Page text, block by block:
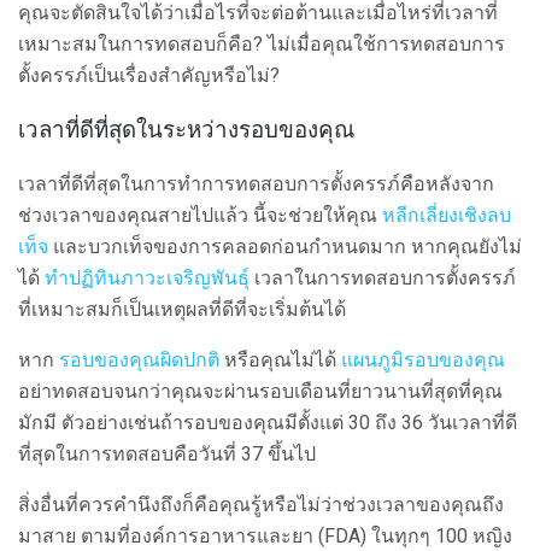
คุณจะตัดสินใจได้ว่าเมื่อไรที่จะต่อต้านและเมื่อไหร่ที่เวลาที่
เหมาะสมในการทดสอบก็คือ? ไม่เมื่อคุณใช้การทดสอบการ
ตั้งครรภ์เป็นเรื่องสำคัญหรือไม่?
เวลาที่ดีที่สุดในระหว่างรอบของคุณ
เวลาที่ดีที่สุดในการทำการทดสอบการตั้งครรภ์คือหลังจาก
ช่วงเวลาของคุณสายไปแล้ว นี้จะช่วยให้คุณ หลีกเลี่ยงเชิงลบ
เท็จ และบวกเท็จของการคลอดก่อนกำหนดมาก หากคุณยังไม่
ได้ ทำปฏิทินภาวะเจริญพันธุ์ เวลาในการทดสอบการตั้งครรภ์
ที่เหมาะสมก็เป็นเหตุผลที่ดีที่จะเริ่มต้นได้
หาก รอบของคุณผิดปกติ หรือคุณไม่ได้ แผนภูมิรอบของคุณ
อย่าทดสอบจนกว่าคุณจะผ่านรอบเดือนที่ยาวนานที่สุดที่คุณ
มักมี ตัวอย่างเช่นถ้ารอบของคุณมีตั้งแต่ 30 ถึง 36 วันเวลาที่ดี
ที่สุดในการทดสอบคือวันที่ 37 ขึ้นไป
สิ่งอื่นที่ควรคำนึงถึงก็คือคุณรู้หรือไม่ว่าช่วงเวลาของคุณถึง
มาสาย ตามที่องค์การอาหารและยา (FDA) ในทุกๆ 100 หญิง